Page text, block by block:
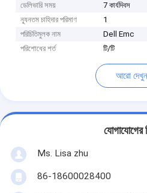
ডেলিভারি সময়
7 কার্যদিবস
ন্যূনতম চাহিদার পরিমাণ
1
পরিচিতিমুলক নাম
Dell Emc
পরিশোধের শর্ত
টি/টি
আরো দেখুন
যোগাযোগের
Ms. Lisa zhu
86-18600028400